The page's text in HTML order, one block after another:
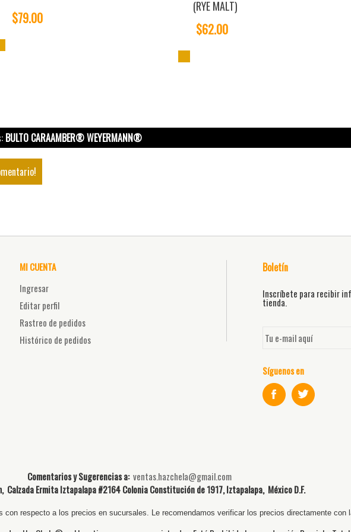
$79.00
(RYE MALT)
$62.00
BULTO CARAAMBER® WEYERMANN®
MI CUENTA
Ingresar
Editar perfil
Rastreo de pedidos
Histórico de pedidos
Boletín
Inscríbete para recibir
tienda.
Síguenos en
Comentarios y Sugerencias a: ventas.hazchela@gmail.com
Calzada Ermita Iztapalapa #2164 Colonia Constitución de 1917, Iztapalapa, México D.F.
con respecto a los precios en sucursales. Le recomendamos verificar los precios directamente con